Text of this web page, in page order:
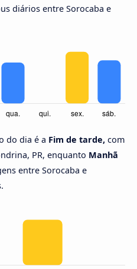
diários entre Sorocaba e
do dia é a Fim de tarde, com
PR, enquanto Manhã
entre Sorocaba e